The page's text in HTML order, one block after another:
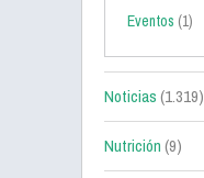
Eventos (1)
Noticias(1.319)
Nutrición(9)